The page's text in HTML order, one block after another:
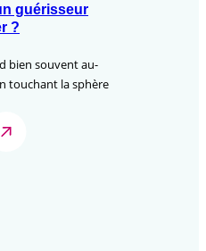
guérisseur
?
bien souvent au-
touchant la sphère